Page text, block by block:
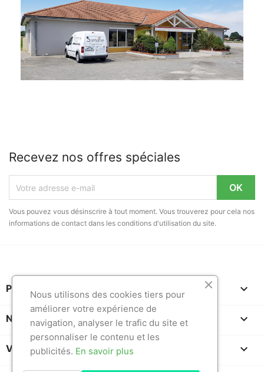
Recevez nos offres spéciales
Vous pouvez vous désinscrire à tout moment. Vous trouverez pour cela nos
informations de contact dans les conditions d'utilisation du site.
PRODUITS 
NOTRE SOCIÉTÉ 
VOTRE COMPTE 
Nous utilisons des cookies tiers pour
améliorer votre expérience de
navigation, analyser le trafic du site et
personnaliser le contenu et les
publicités. En savoir plus